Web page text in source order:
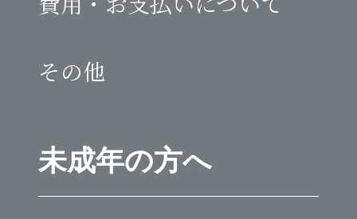
その他
未成年の方へ